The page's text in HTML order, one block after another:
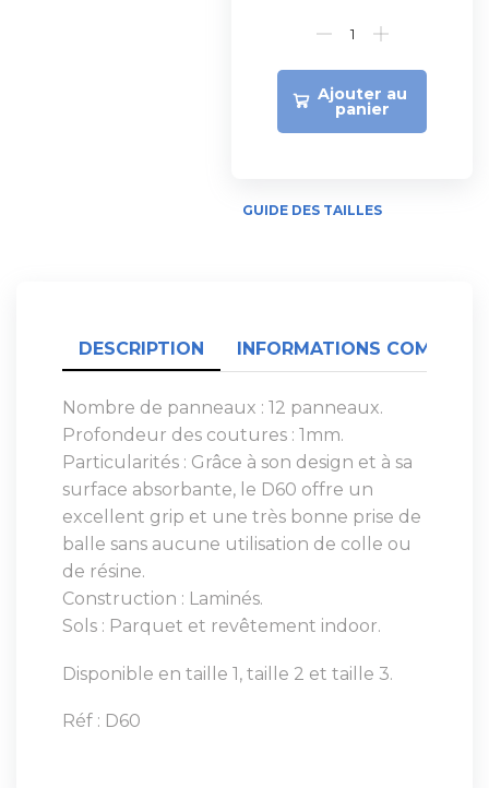
Ajouter au
panier
GUIDE DES TAILLES
DESCRIPTION INFORMATIONS
Nombre de panneaux : 12 panneaux.
Profondeur des coutures : 1mm.
Particularités : Grâce à son design et à sa
surface absorbante, le D60 offre un
excellent grip et une très bonne prise de
balle sans aucune utilisation de colle ou
de résine.
Construction : Laminés.
Sols : Parquet et revêtement indoor.
Disponible en taille 1, taille 2 et taille 3.
Réf : D60